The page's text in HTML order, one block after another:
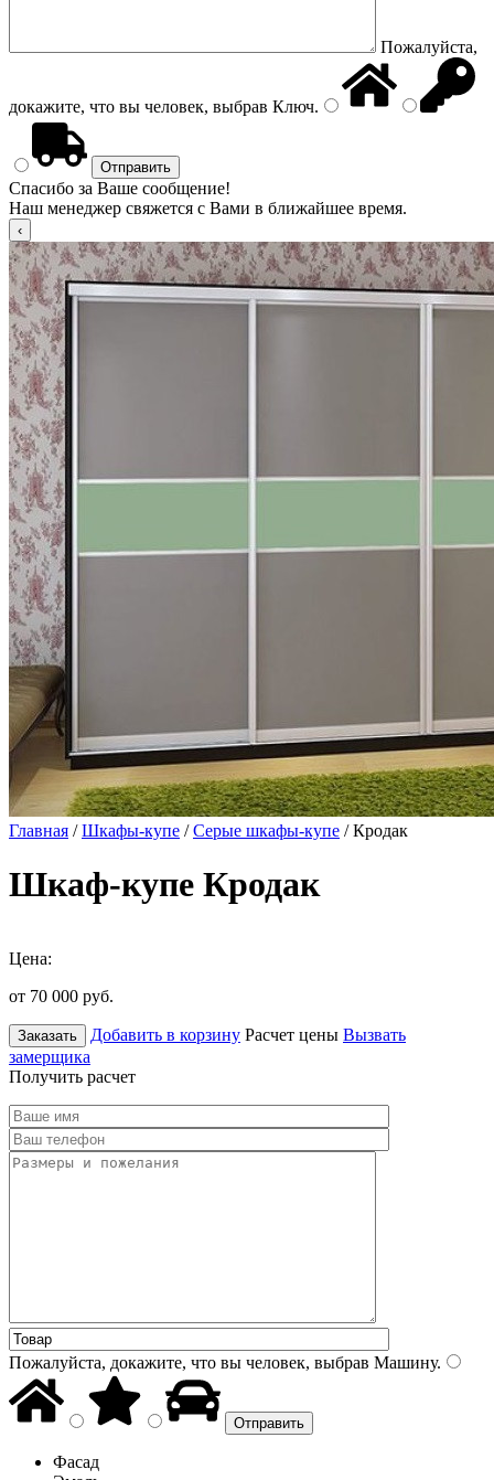
Пожалуйста,
докажите, что вы человек, выбрав Ключ.
Спасибо за Ваше сообщение!
Наш менеджер свяжется с Вами в ближайшее время.
Главная /Шкафы-купе /Серые шкафы-купе / Кродак
Шкаф-купе Кродак
Цена:
от 70 000 руб.
Заказать Добавить в корзину Расчет цены Вызвать
замерщика
Получить расчет
Пожалуйста, докажите, что вы человек, выбрав Машину.
Фасад